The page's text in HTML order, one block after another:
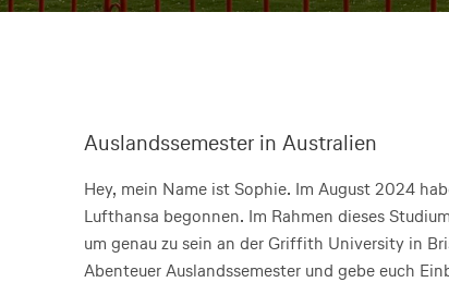
Auslandssemester in Australien
Hey, mein Name ist Sophie. Im August 2024
Lufthansa begonnen. Im Rahmen dieses
um genau zu sein an der Griffith University in
Abenteuer Auslandssemester und gebe euch